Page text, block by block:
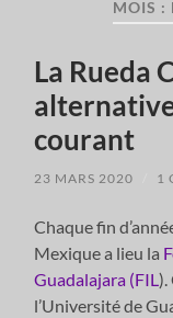
MOIS :
La Rueda
courant
23 MARS 2020 1
Chaque fin
Mexique a lieu la
Guadalajara (FIL).
l’Université de